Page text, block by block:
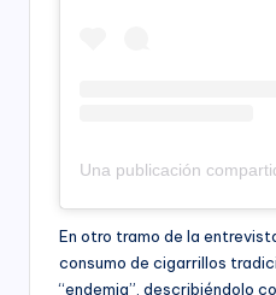
En otro tramo de la
consumo de cigarrillos
“endemia”, describiéndolo